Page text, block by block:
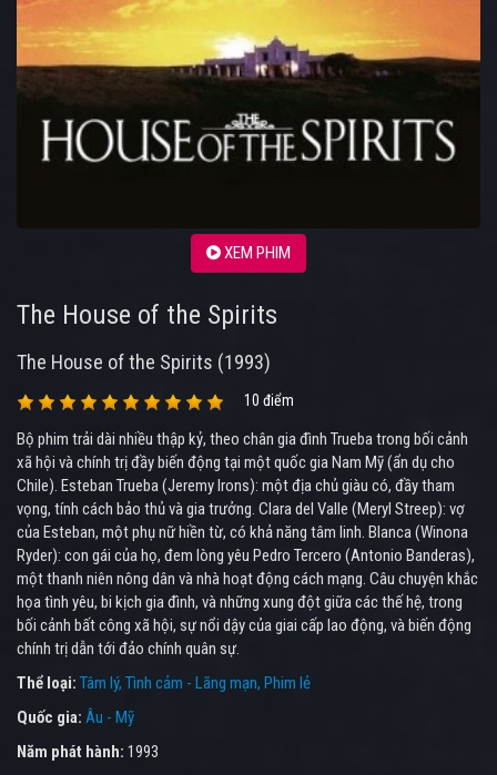
XEM PHIM
The House of the Spirits
The House of the Spirits (1993)
10 điểm
Bộ phim trải dài nhiều thập kỷ, theo chân gia đình Trueba trong bối cảnh
xã hội và chính trị đầy biến động tại một quốc gia Nam Mỹ (ẩn dụ cho
Chile). Esteban Trueba (Jeremy Irons): một địa chủ giàu có, đầy tham
vọng, tính cách bảo thủ và gia trưởng. Clara del Valle (Meryl Streep): vợ
của Esteban, một phụ nữ hiền từ, có khả năng tâm linh. Blanca (Winona
Ryder): con gái của họ, đem lòng yêu Pedro Tercero (Antonio Banderas),
một thanh niên nông dân và nhà hoạt động cách mạng. Câu chuyện khắc
họa tình yêu, bi kịch gia đình, và những xung đột giữa các thế hệ, trong
bối cảnh bất công xã hội, sự nổi dậy của giai cấp lao động, và biến động
chính trị dẫn tới đảo chính quân sự.
Thể loại: Tâm lý Tình cảm - Lãng mạn Phim lẻ
Quốc gia: Âu - Mỹ
Năm phát hành: 1993